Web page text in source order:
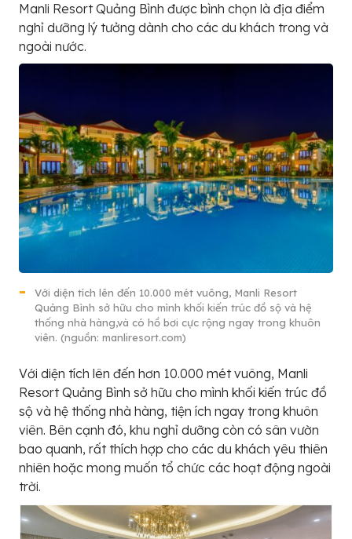
Manli Resort Quảng Bình được bình chọn là địa điểm
nghỉ dưỡng lý tưởng dành cho các du khách trong và
ngoài nước.
Với diện tích lên đến 10.000 mét vuông, Manli Resort
Quảng Bình sở hữu cho mình khối kiến trúc đồ sộ và hệ
thống nhà hàng,và có hồ bơi cực rộng ngay trong khuôn
viên. (nguồn: manliresort.com)
Với diện tích lên đến hơn 10.000 mét vuông, Manli
Resort Quảng Bình sở hữu cho mình khối kiến trúc đồ
sộ và hệ thống nhà hàng, tiện ích ngay trong khuôn
viên. Bên cạnh đó, khu nghỉ dưỡng còn có sân vườn
bao quanh, rất thích hợp cho các du khách yêu thiên
nhiên hoặc mong muốn tổ chức các hoạt động ngoài
trời.